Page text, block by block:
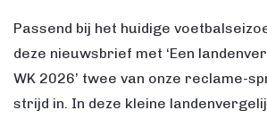
Passend bij het huidige
deze nieuwsbrief met ‘Een
WK 2026’ twee van onze reclame-
strijd in. In deze kleine